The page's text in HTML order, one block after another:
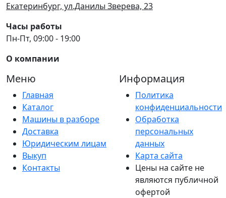
Екатеринбург, ул.Данилы Зверева, 23
Часы работы
Пн-Пт, 09:00 - 19:00
О компании
Меню
Главная
Каталог
Машины в разборе
Доставка
Юридическим лицам
Выкуп
Контакты
Информация
Политика
конфиденциальности
Обработка
персональных
данных
Карта сайта
Цены на сайте не
являются публичной
офертой